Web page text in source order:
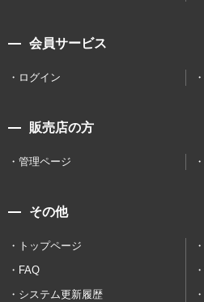
会員サービス
ログイン
販売店の方
管理ページ
その他
トップページ
FAQ
システム更新履歴